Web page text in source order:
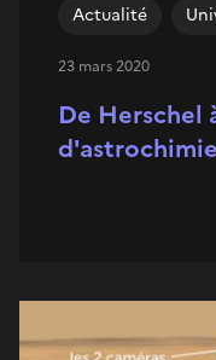
De Herschel
d'astrochimie
Actualité
23 mars 2020